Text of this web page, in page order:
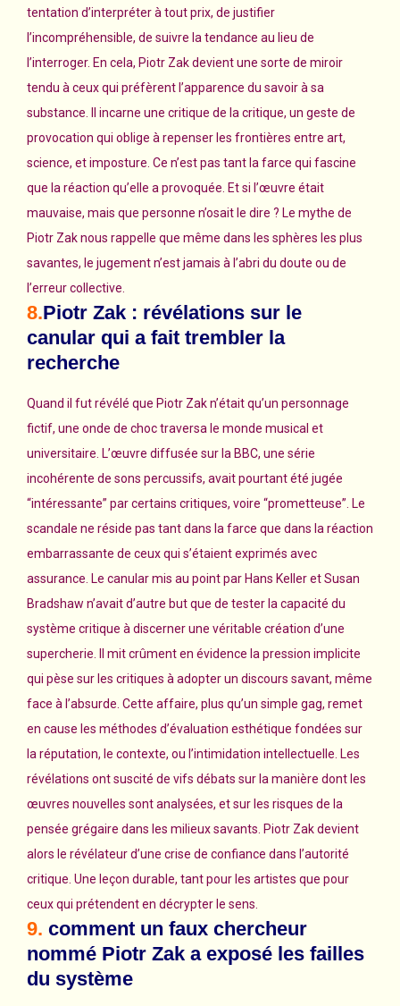
tentation d’interpréter à tout prix, de justifier
l’incompréhensible, de suivre la tendance au lieu de
l’interroger. En cela, Piotr Zak devient une sorte de miroir
tendu à ceux qui préfèrent l’apparence du savoir à sa
substance. Il incarne une critique de la critique, un geste de
provocation qui oblige à repenser les frontières entre art,
science, et imposture. Ce n’est pas tant la farce qui fascine
que la réaction qu’elle a provoquée. Et si l’œuvre était
mauvaise, mais que personne n’osait le dire ? Le mythe de
Piotr Zak nous rappelle que même dans les sphères les plus
savantes, le jugement n’est jamais à l’abri du doute ou de
l’erreur collective.
8.Piotr Zak : révélations sur le
canular qui a fait trembler la
recherche
Quand il fut révélé que Piotr Zak n’était qu’un personnage
fictif, une onde de choc traversa le monde musical et
universitaire. L’œuvre diffusée sur la BBC, une série
incohérente de sons percussifs, avait pourtant été jugée
“intéressante” par certains critiques, voire “prometteuse”. Le
scandale ne réside pas tant dans la farce que dans la réaction
embarrassante de ceux qui s’étaient exprimés avec
assurance. Le canular mis au point par Hans Keller et Susan
Bradshaw n’avait d’autre but que de tester la capacité du
système critique à discerner une véritable création d’une
supercherie. Il mit crûment en évidence la pression implicite
qui pèse sur les critiques à adopter un discours savant, même
face à l’absurde. Cette affaire, plus qu’un simple gag, remet
en cause les méthodes d’évaluation esthétique fondées sur
la réputation, le contexte, ou l’intimidation intellectuelle. Les
révélations ont suscité de vifs débats sur la manière dont les
œuvres nouvelles sont analysées, et sur les risques de la
pensée grégaire dans les milieux savants. Piotr Zak devient
alors le révélateur d’une crise de confiance dans l’autorité
critique. Une leçon durable, tant pour les artistes que pour
ceux qui prétendent en décrypter le sens.
9. comment un faux chercheur
nommé Piotr Zak a exposé les failles
du système